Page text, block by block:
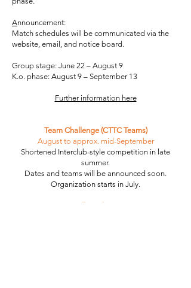
Announcement:
Match schedules will be communicated via the
website, email, and notice board.
Group stage: June 22 – August 9
K.o. phase: August 9 – September 13
Further information here
Team Challenge (CTTC Teams)
August to approx. mid-September
Shortened Interclub-style competition in late
summer.
Dates and teams will be announced soon.
Organization starts in July.